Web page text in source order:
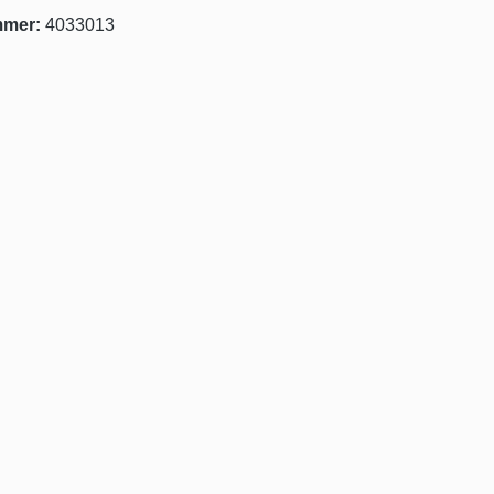
4033013